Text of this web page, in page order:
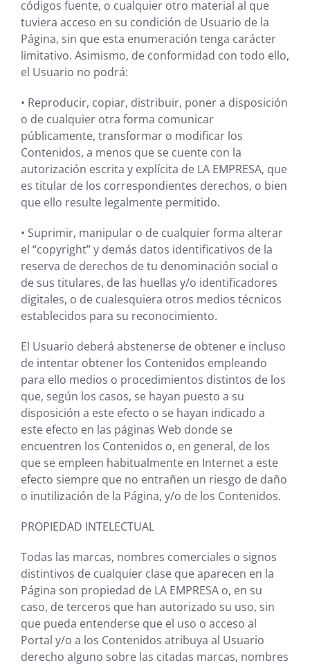
códigos fuente, o cualquier otro material al que
tuviera acceso en su condición de Usuario de la
Página, sin que esta enumeración tenga carácter
limitativo. Asimismo, de conformidad con todo ello,
el Usuario no podrá:
• Reproducir, copiar, distribuir, poner a disposición
o de cualquier otra forma comunicar
públicamente, transformar o modificar los
Contenidos, a menos que se cuente con la
autorización escrita y explícita de LA EMPRESA, que
es titular de los correspondientes derechos, o bien
que ello resulte legalmente permitido.
• Suprimir, manipular o de cualquier forma alterar
el “copyright” y demás datos identificativos de la
reserva de derechos de tu denominación social o
de sus titulares, de las huellas y/o identificadores
digitales, o de cualesquiera otros medios técnicos
establecidos para su reconocimiento.
El Usuario deberá abstenerse de obtener e incluso
de intentar obtener los Contenidos empleando
para ello medios o procedimientos distintos de los
que, según los casos, se hayan puesto a su
disposición a este efecto o se hayan indicado a
este efecto en las páginas Web donde se
encuentren los Contenidos o, en general, de los
que se empleen habitualmente en Internet a este
efecto siempre que no entrañen un riesgo de daño
o inutilización de la Página, y/o de los Contenidos.
PROPIEDAD INTELECTUAL
Todas las marcas, nombres comerciales o signos
distintivos de cualquier clase que aparecen en la
Página son propiedad de LA EMPRESAo, en su
caso, de terceros que han autorizado su uso, sin
que pueda entenderse que el uso o acceso al
Portal y/o a los Contenidos atribuya al Usuario
derecho alguno sobre las citadas marcas, nombres